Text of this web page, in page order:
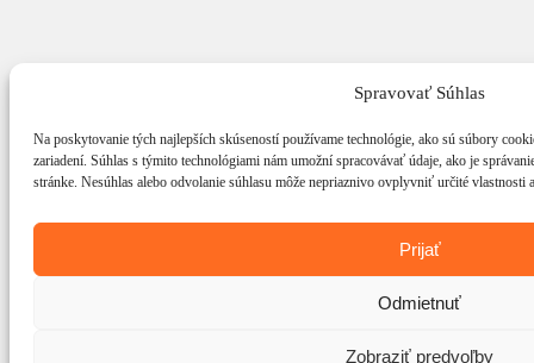
Spravovať Súhlas
Na poskytovanie tých najlepších skúseností používame technológie, ako sú súbory
zariadení. Súhlas s týmito technológiami nám umožní spracovávať údaje, ako je
stránke. Nesúhlas alebo odvolanie súhlasu môže nepriaznivo ovplyvniť určité vlastnosti
Prijať
Odmietnuť
Zobraziť predvoľby